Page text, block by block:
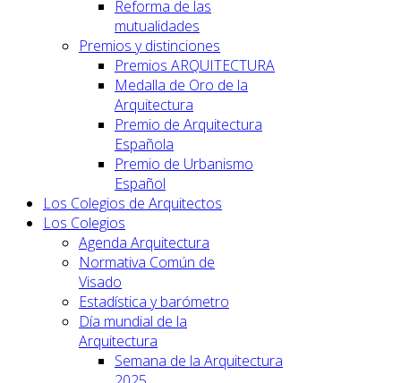
Reforma de las
mutualidades
Premios y distinciones
Premios ARQUITECTURA
Medalla de Oro de la
Arquitectura
Premio de Arquitectura
Española
Premio de Urbanismo
Español
Los Colegios de Arquitectos
Los Colegios
Agenda Arquitectura
Normativa Común de
Visado
Estadística y barómetro
Día mundial de la
Arquitectura
Semana de la Arquitectura